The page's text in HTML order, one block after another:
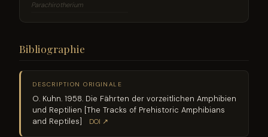
Parachirotherium
Bibliographie
DESCRIPTION ORIGINALE
O. Kuhn. 1958. Die Fährten der vorzeitlichen Amphibien
und Reptilien [The Tracks of Prehistoric Amphibians
and Reptiles]
DOI ↗